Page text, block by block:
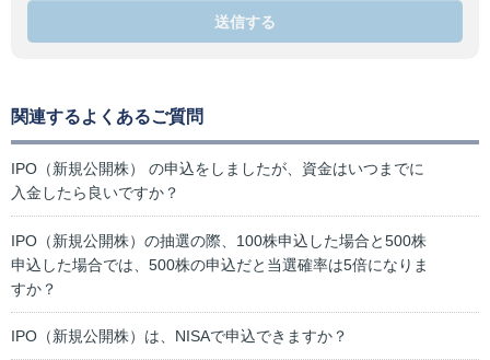
送信する
関連するよくあるご質問
IPO（新規公開株） の申込をしましたが、資金はいつまでに
入金したら良いですか？
IPO（新規公開株）の抽選の際、100株申込した場合と500株
申込した場合では、500株の申込だと当選確率は5倍になりま
すか？
IPO（新規公開株）は、NISAで申込できますか？